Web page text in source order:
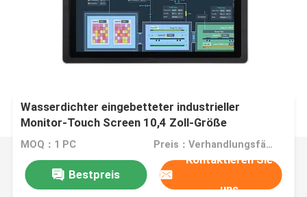
Wasserdichter eingebetteter industrieller
Monitor-Touch Screen 10,4 Zoll-Größe
MOQ：1 PC Preis：Verhandlungsfähig
Bestpreis
Kontaktieren Sie
uns